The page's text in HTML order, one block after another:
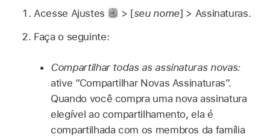
Acesse Ajustes
> [seu nome] > Assinaturas.
Faça o seguinte:
Compartilhar todas as assinaturas novas:
ative “Compartilhar Novas Assinaturas”.
Quando você compra uma nova assinatura
elegível ao compartilhamento, ela é
compartilhada com os membros da família